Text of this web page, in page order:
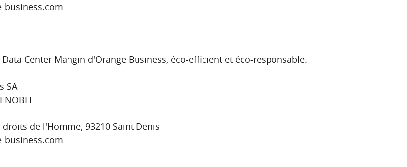
business.com
Center Mangin d'Orange Business, éco-efficient et éco-responsable.
SA
droits de l'Homme, 93210 Saint Denis
business.com